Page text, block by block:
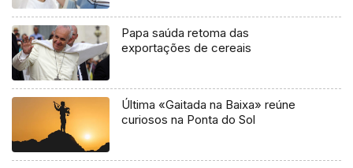
Papa saúda retoma das
exportações de cereais
Última «Gaitada na Baixa» reúne
curiosos na Ponta do Sol